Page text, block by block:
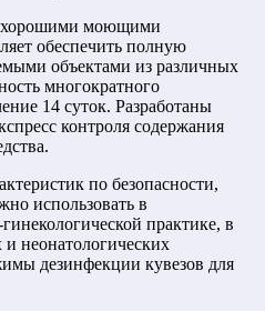
хорошими моющими
обеспечить полную
объектами из различных
многократного
14 суток. Разработаны
контроля содержания
по безопасности,
использовать в
практике, в
неонатологических
дезинфекции кувезов для